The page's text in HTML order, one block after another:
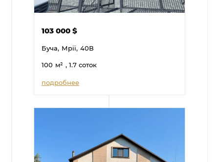
103 000$
Буча, Мрії, 40В
100 м² , 1.7 соток
подробнее